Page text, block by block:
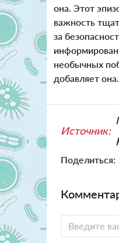
она. Этот
важность
за
необычных
добавляет она.
Источник:
Поделиться: